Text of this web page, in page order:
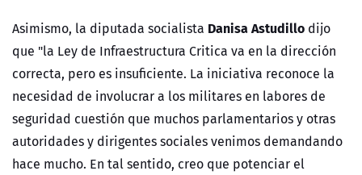
Asimismo, la diputada socialista Danisa Astudillo dijo
que "la Ley de Infraestructura Critica va en la dirección
correcta, pero es insuficiente. La iniciativa reconoce la
necesidad de involucrar a los militares en labores de
seguridad cuestión que muchos parlamentarios y otras
autoridades y dirigentes sociales venimos demandando
hace mucho. En tal sentido, creo que potenciar el